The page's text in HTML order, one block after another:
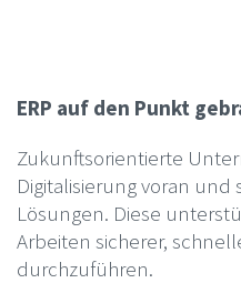
ERP auf den Punkt
Zukunftsorientierte
Digitalisierung voran und
Lösungen. Diese
Arbeiten sicherer,
durchzuführen.